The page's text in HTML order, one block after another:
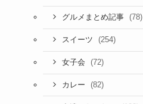
グルメまとめ記事 (78)
スイーツ (254)
女子会 (72)
カレー (82)